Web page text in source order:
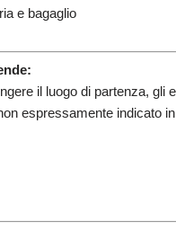
e bagaglio
il luogo di partenza, gli
espressamente indicato in